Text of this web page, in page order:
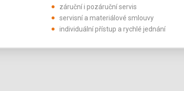
záruční i pozáruční servis
servisní a materiálové smlouvy
individuální přístup a rychlé jednání